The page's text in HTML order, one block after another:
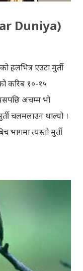
Duniya)
हलभित्र एउटा मुर्ती
करिब १०-१५
अचम्म भो
चलमलाउन थाल्यो ।
भागमा त्यस्तो मुर्ती
कथामा विच विचमा
आ-आफ्नै कथा
कलाकारितासँग नै
खेल्ने इच्छा हुन्छ
छैन । नाटकमा
आफूले हेरेका